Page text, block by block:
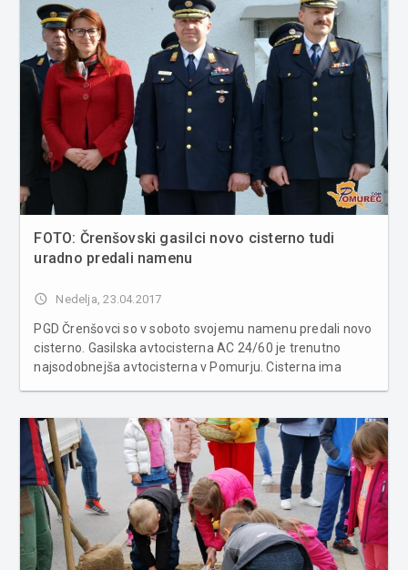
FOTO: Črenšovski gasilci novo cisterno tudi
uradno predali namenu
access_time Nedelja, 23.04.2017
PGD Črenšovci so v soboto svojemu namenu predali novo
cisterno. Gasilska avtocisterna AC 24/60 je trenutno
najsodobnejša avtocisterna v Pomurju. Cisterna ima
100 m, vodni top, tr...